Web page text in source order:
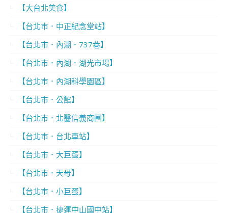
【大台北美食】
【台北市．中正紀念堂站】
【台北市．內湖．737巷】
【台北市．內湖．湖光市場】
【台北市．內湖科學園區】
【台北市．公館】
【台北市．北醫信義商圈】
【台北市．台北車站】
【台北市．大巨蛋】
【台北市．天母】
【台北市．小巨蛋】
【台北市．捷運中山國中站】